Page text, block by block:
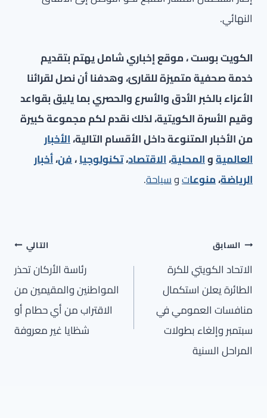
النهائي.
الكويت بوست ، موقع إخباري شامل يهتم بتقديم
خدمة صحفية متميزة للقارئ، وهدفنا أن نصل لقرائنا
الأعزاء بالخبر الأدق والأسرع والحصري بما يليق بقواعد
وقيم الأسرة الكويتية، لذلك نقدم لكم مجموعة كبيرة
من الأخبار المتنوعة داخل الأقسام التالية،الأخبار
العالميةوالمحلية،الاقتصاد،تكنولوجيا،فن،أخبار
الرياضة،منوعاتوسياحة.
تصفّح
المقالات
السابق
الاتحاد الكويتي للكرة
الطائرة يعلن استكمال
منافسات العمومي في
سبتمبر وإلغاء بطولات
المراحل السنية
التالي
رئاسة الأركان تحذر
المواطنين والمقيمين من
الاقتراب من أي حطام أو
شظايا غير معروفة